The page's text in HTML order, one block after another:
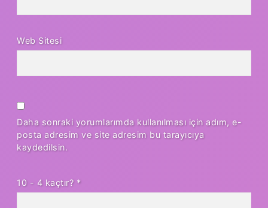
Web Sitesi
Daha sonraki yorumlarımda kullanılması için adım, e-
posta adresim ve site adresim bu tarayıcıya
kaydedilsin.
10 - 4 kaçtır? *